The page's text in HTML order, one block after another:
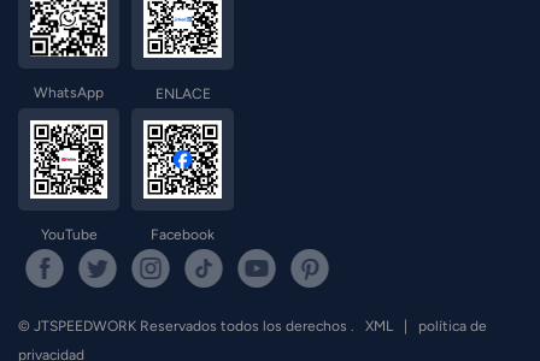
WhatsApp ENLACE
YouTube Facebook
© JTSPEEDWORK Reservados todos los derechos . XML |
política de
privacidad